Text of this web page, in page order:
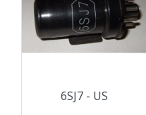
6SJ7 - US